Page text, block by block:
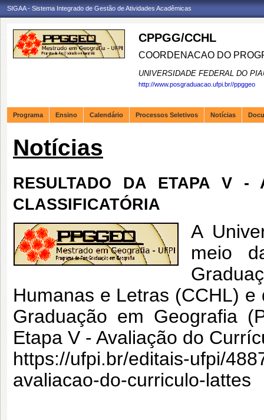
SIGAA - Sistema Integrado de Gestão de Atividades Acadêmicas
CPPGG/CCHL
COORDENACAO DO
UNIVERSIDADE FEDERAL DO
http://www.posgraduacao.ufpi.br//ppggeo
Programa Ensino Calendário Processos Seletivos Notícias
Notícias
RESULTADO DA ETAPA V -
CLASSIFICATÓRIA
A
meio
Humanas e Letras (CCHL)
Graduação em Geografia
Etapa V - Avaliação do
https://ufpi.br/editais-ufpi/
avaliacao-do-curriculo-lattes